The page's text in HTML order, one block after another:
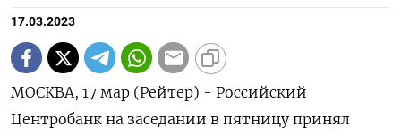
17.03.2023
МОСКВА, 17 мар (Рейтер) - Российский
Центробанк на заседании в пятницу принял